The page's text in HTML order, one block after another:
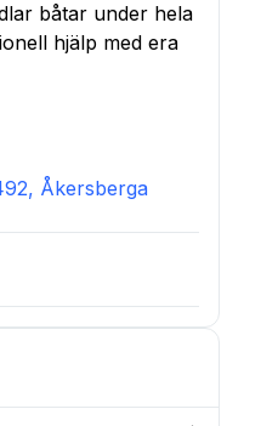
båtar under hela
hjälp med era
Åkersberga